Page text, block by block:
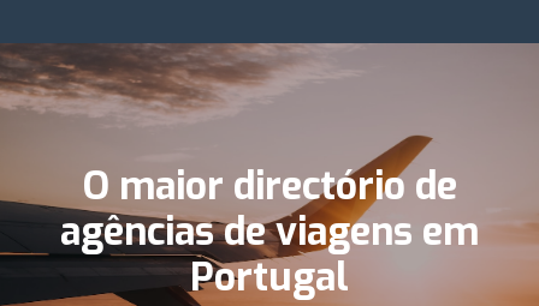
O maior directório de
agências de viagens em
Portugal